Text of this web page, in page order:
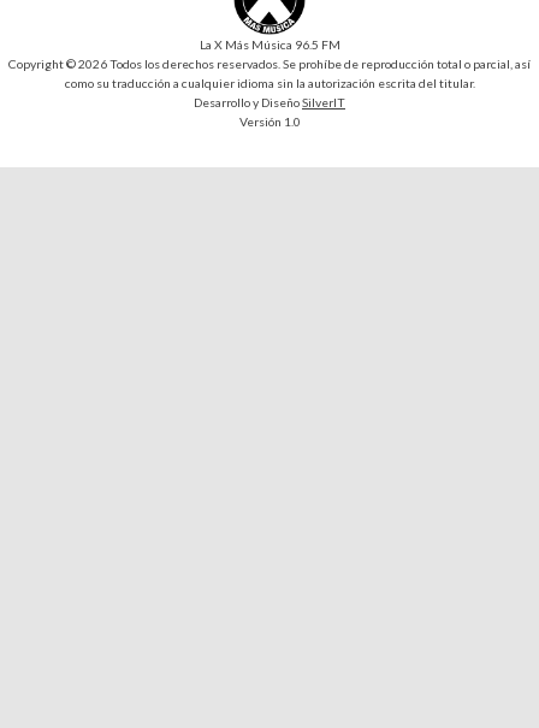
La X Más Música 96.5 FM
Copyright © 2026 Todos los derechos reservados. Se prohíbe de reproducción total o parcial, así
como su traducción a cualquier idioma sin la autorización escrita del titular.
Desarrollo y DiseñoSilverIT
Versión 1.0